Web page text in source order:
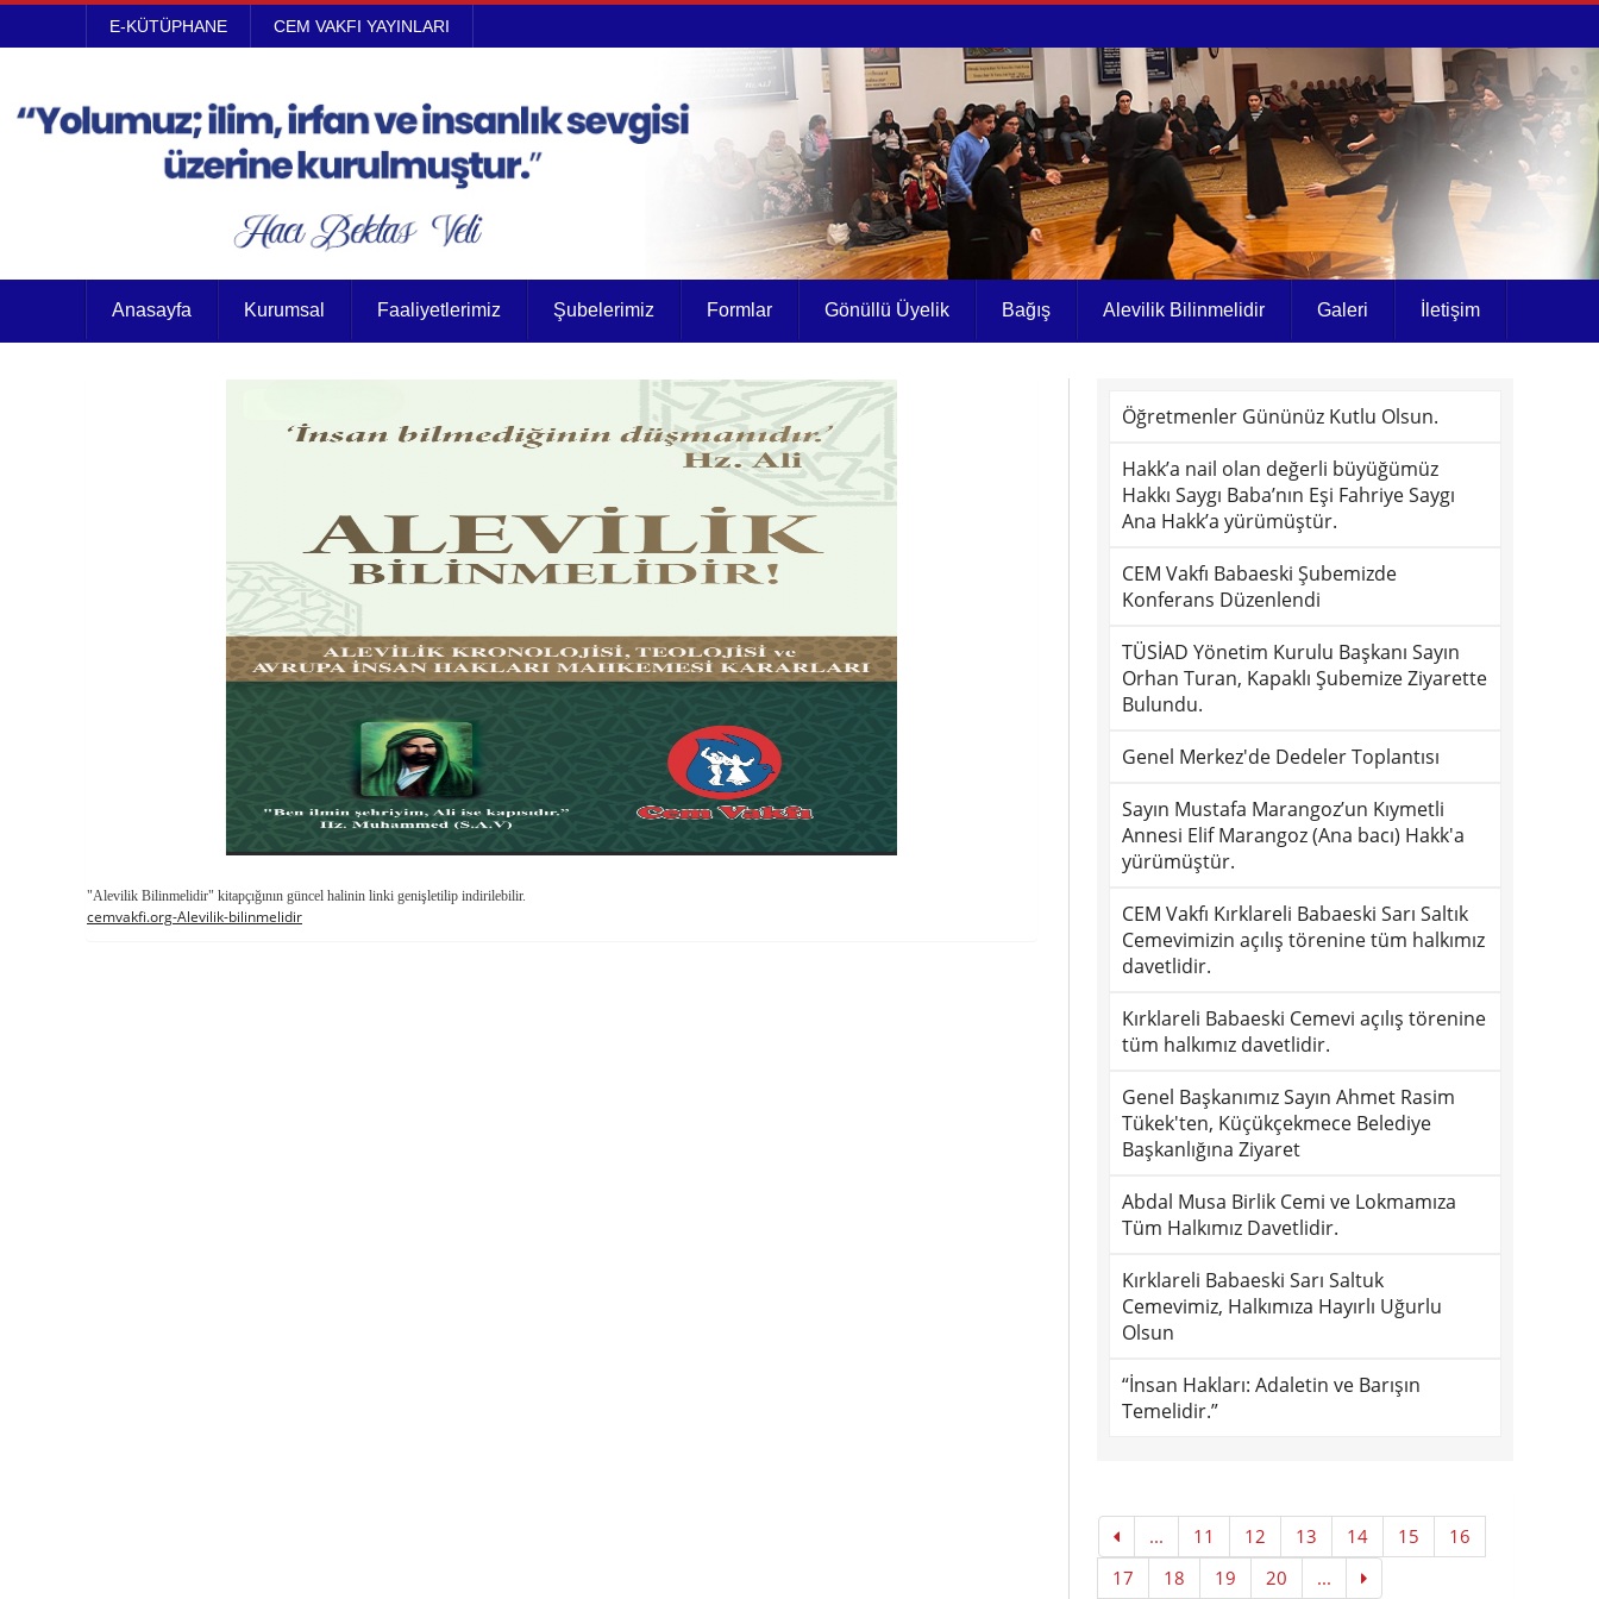
E-KÜTÜPHANE CEM VAKFI YAYINLARI
Anasayfa Kurumsal Faaliyetlerimiz Şubelerimiz Formlar Gönüllü Üyelik Bağış Alevilik Bilinmelidir Galeri İletişim
"Alevilik Bilinmelidir" kitapçığının güncel halinin linki genişletilip indirilebilir.
cemvakfi.org-Alevilik-bilinmelidir
Öğretmenler Gününüz Kutlu Olsun.
Hakk’a nail olan değerli büyüğümüz
Hakkı Saygı Baba’nın Eşi Fahriye Saygı
Ana Hakk’a yürümüştür.
CEM Vakfı Babaeski Şubemizde
Konferans Düzenlendi
TÜSİAD Yönetim Kurulu Başkanı Sayın
Orhan Turan, Kapaklı Şubemize Ziyarette
Bulundu.
Genel Merkez'de Dedeler Toplantısı
Sayın Mustafa Marangoz’un Kıymetli
Annesi Elif Marangoz (Ana bacı) Hakk'a
yürümüştür.
CEM Vakfı Kırklareli Babaeski Sarı Saltık
Cemevimizin açılış törenine tüm halkımız
davetlidir.
Kırklareli Babaeski Cemevi açılış törenine
tüm halkımız davetlidir.
Genel Başkanımız Sayın Ahmet Rasim
Tükek'ten, Küçükçekmece Belediye
Başkanlığına Ziyaret
Abdal Musa Birlik Cemi ve Lokmamıza
Tüm Halkımız Davetlidir.
Kırklareli Babaeski Sarı Saltuk
Cemevimiz, Halkımıza Hayırlı Uğurlu
Olsun
“İnsan Hakları: Adaletin ve Barışın
Temelidir.”
... 11 12 13 14 15
16
17
18 19 20 ...